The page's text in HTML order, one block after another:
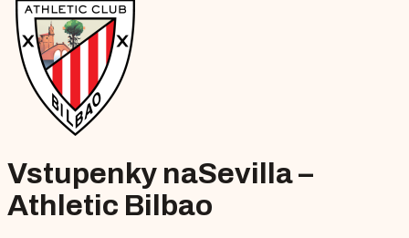
Vstupenky naSevilla –
Athletic Bilbao